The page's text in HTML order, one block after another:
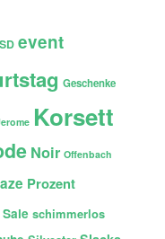
event
Geschenke
Korsett
Noir Offenbach
Prozent
Sale schimmerlos